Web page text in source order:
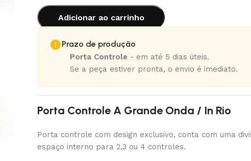
Adicionar ao carrinho
Prazo de produção
Porta Controle - em até 5 dias úteis.
Se a peça estiver pronta, o envio é imediato.
Porta Controle A Grande Onda / In Rio
Porta controle com design exclusivo, conta com uma
espaço interno para 2,3 ou 4 controles.